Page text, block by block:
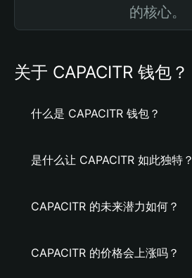
的核心。
关于 CAPACITR 钱包？
什么是 CAPACITR 钱包？
是什么让 CAPACITR 如此独特？
CAPACITR 的未来潜力如何？
CAPACITR 的价格会上涨吗？